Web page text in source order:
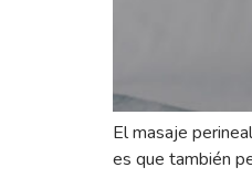
El masaje
es que también